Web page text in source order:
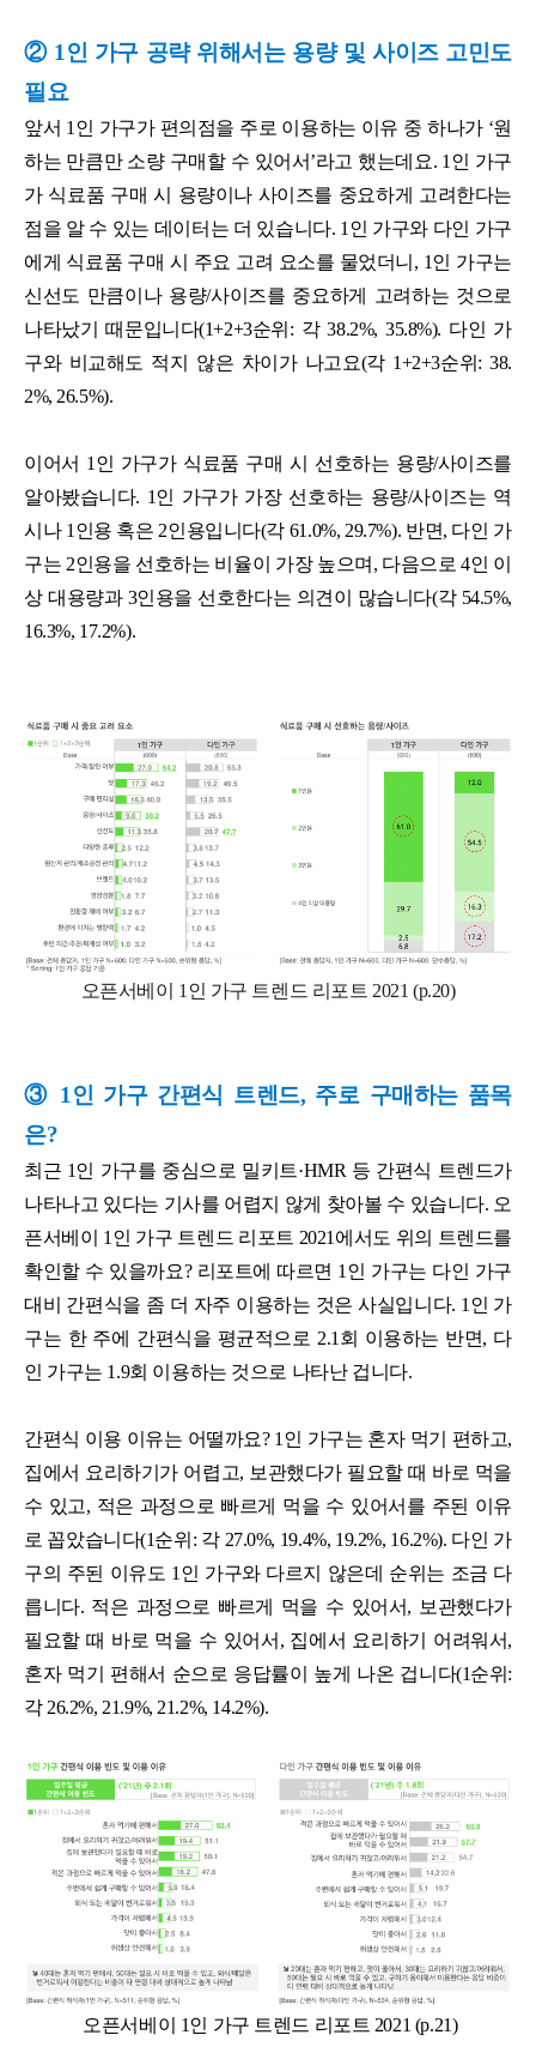
② 1인 가구 공략 위해서는 용량 및 사이즈 고민도
필요
앞서 1인 가구가 편의점을 주로 이용하는 이유 중 하나가 ‘원
하는 만큼만 소량 구매할 수 있어서’라고 했는데요. 1인 가구
가 식료품 구매 시 용량이나 사이즈를 중요하게 고려한다는
점을 알 수 있는 데이터는 더 있습니다. 1인 가구와 다인 가구
에게 식료품 구매 시 주요 고려 요소를 물었더니, 1인 가구는
신선도 만큼이나 용량/사이즈를 중요하게 고려하는 것으로
나타났기 때문입니다(1+2+3순위: 각 38.2%, 35.8%). 다인 가
구와 비교해도 적지 않은 차이가 나고요(각 1+2+3순위: 38.
2%, 26.5%).
이어서 1인 가구가 식료품 구매 시 선호하는 용량/사이즈를
알아봤습니다. 1인 가구가 가장 선호하는 용량/사이즈는 역
시나 1인용 혹은 2인용입니다(각 61.0%, 29.7%). 반면, 다인 가
구는 2인용을 선호하는 비율이 가장 높으며, 다음으로 4인 이
상 대용량과 3인용을 선호한다는 의견이 많습니다(각 54.5%,
16.3%, 17.2%).
오픈서베이 1인 가구 트렌드 리포트 2021 (p.20)
③ 1인 가구 간편식 트렌드, 주로 구매하는 품목
은?
최근 1인 가구를 중심으로 밀키트·HMR 등 간편식 트렌드가
나타나고 있다는 기사를 어렵지 않게 찾아볼 수 있습니다. 오
픈서베이 1인 가구 트렌드 리포트 2021에서도 위의 트렌드를
확인할 수 있을까요? 리포트에 따르면 1인 가구는 다인 가구
대비 간편식을 좀 더 자주 이용하는 것은 사실입니다. 1인 가
구는 한 주에 간편식을 평균적으로 2.1회 이용하는 반면, 다
인 가구는 1.9회 이용하는 것으로 나타난 겁니다.
간편식 이용 이유는 어떨까요? 1인 가구는 혼자 먹기 편하고,
집에서 요리하기가 어렵고, 보관했다가 필요할 때 바로 먹을
수 있고, 적은 과정으로 빠르게 먹을 수 있어서를 주된 이유
로 꼽았습니다(1순위: 각 27.0%, 19.4%, 19.2%, 16.2%). 다인 가
구의 주된 이유도 1인 가구와 다르지 않은데 순위는 조금 다
릅니다. 적은 과정으로 빠르게 먹을 수 있어서, 보관했다가
필요할 때 바로 먹을 수 있어서, 집에서 요리하기 어려워서,
혼자 먹기 편해서 순으로 응답률이 높게 나온 겁니다(1순위:
각 26.2%, 21.9%, 21.2%, 14.2%).
오픈서베이 1인 가구 트렌드 리포트 2021 (p.21)